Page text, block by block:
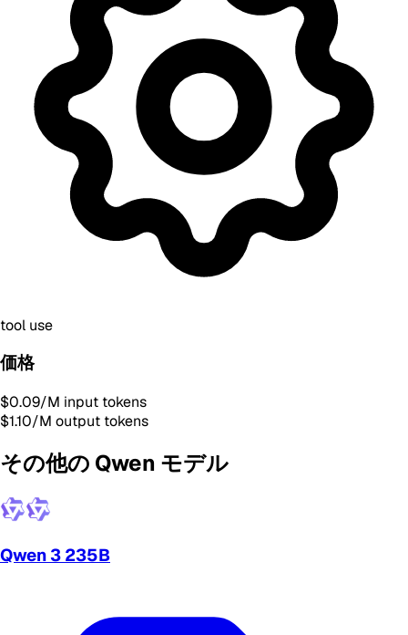
tool use
価格
$0.09/M input tokens
$1.10/M output tokens
その他の Qwen モデル
Qwen 3 235B